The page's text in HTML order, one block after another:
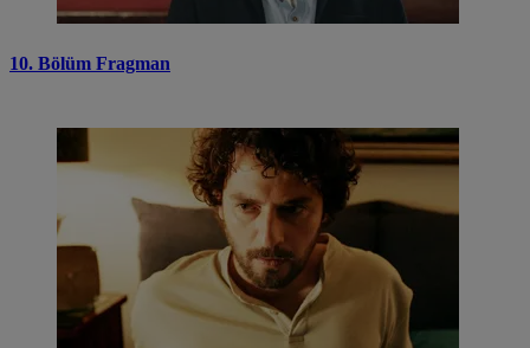
10. Bölüm Fragman